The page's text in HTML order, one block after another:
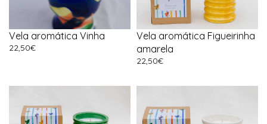
Vela aromática Vinha
22,50€
Vela aromática Figueirinha
amarela
22,50€